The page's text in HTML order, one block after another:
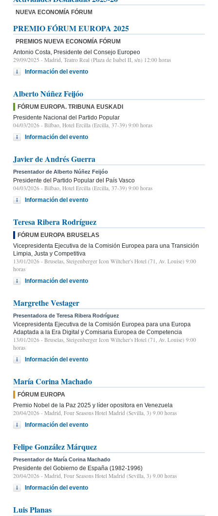
NUEVA ECONOMÍA FÓRUM
PREMIO FÓRUM EUROPA 2025
PREMIOS NUEVA ECONOMÍA FÓRUM
Antonio Costa, Presidente del Consejo Europeo
29/09/2025 - Madrid, Teatro Real (Plaza de Isabel II, s/n) 12:00 horas
Información del evento
Alberto Núñez Feijóo
FÓRUM EUROPA. TRIBUNA EUSKADI
Presidente Nacional del Partido Popular
04/03/2026 - Bilbao, Hotel Ercilla (Ercilla, 37-39) 9:00 horas
Información del evento
Javier de Andrés Guerra
Presentador de Alberto Núñez Feijóo
Presidente del Partido Popular del País Vasco
04/03/2026 - Bilbao, Hotel Ercilla (Ercilla, 37-39) 9:00 horas
Información del evento
Teresa Ribera Rodríguez
FÓRUM EUROPA BRUSELAS
Vicepresidenta Ejecutiva de la Comisión Europea para una Transición
Limpia, Justa y Competitiva
13/01/2026 - Bruselas, Steigenberger Icon Wiltcher's Hotel (71, Av. Louise) 9:00
horas
Información del evento
Margrethe Vestager
Presentadora de Teresa Ribera Rodríguez
Vicepresidenta Ejecutiva de la Comisión Europea para una Europa
Adaptada a la Era Digital y Comisaria Europea de Competencia
13/01/2026 - Bruselas, Steigenberger Icon Wiltcher's Hotel (71, Av. Louise) 9:00
horas
Información del evento
María Corina Machado
FÓRUM EUROPA
Premio Nobel de la Paz 2025 y líder opositora en Venezuela
20/04/2026 - Madrid, Four Seasons Hotel Madrid (Sevilla, 3) 9.00 horas
Información del evento
Felipe González Márquez
Presentador de María Corina Machado
Presidente del Gobierno de España (1982-1996)
20/04/2026 - Madrid, Four Seasons Hotel Madrid (Sevilla, 3) 9.00 horas
Información del evento
Luis Planas